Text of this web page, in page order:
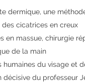
dermique, une
des cicatrices en creux
en massue, chirurgie
de la main
humaines du visage et
décisive du professeur